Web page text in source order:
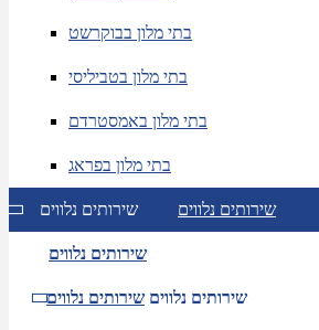
בתי מלון בבוקרשט
בתי מלון בטביליסי
בתי מלון באמסטרדם
בתי מלון בפראג
שירותים נלווים שירותים נלווים
שירותים נלווים
שירותים נלווים שירותים נלווים